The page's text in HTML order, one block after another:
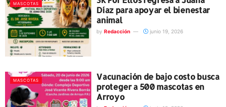
MASCOTAS
Díaz para apoyar el bienestar
animal
by Redacción junio 19, 2026
MASCOTAS
Vacunación de bajo costo busca
proteger a 500 mascotas en
Arroyo